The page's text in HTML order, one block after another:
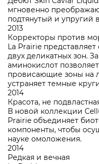
мгновенно
подтянутый и упругий
2013
Корректоры против
La Prairie
двух деликатных зон.
аминокислот
провисающие зоны на
устраняет темные
2014
Красота, не
В новой коллекции
Prairie объединяет
компоненты, чтобы
науке омоложения.
2014
Редкая и вечная